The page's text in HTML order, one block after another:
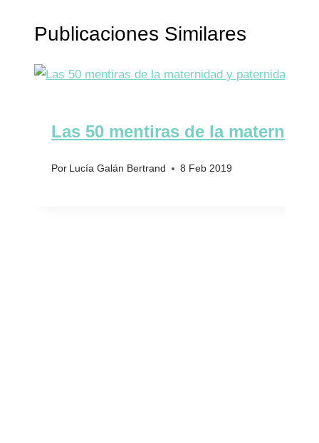
Publicaciones Similares
Las 50 mentiras de la
Por Lucía Galán Bertrand 8 Feb 2019